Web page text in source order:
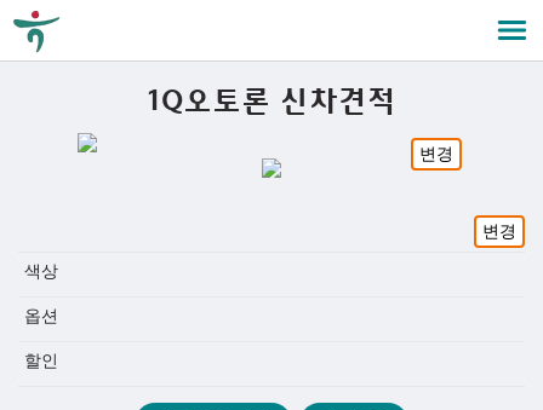
1Q오토론 신차견적
변경
변경
색상
옵션
할인